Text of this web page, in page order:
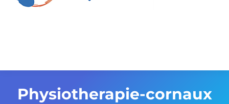
Physiotherapie-cornaux